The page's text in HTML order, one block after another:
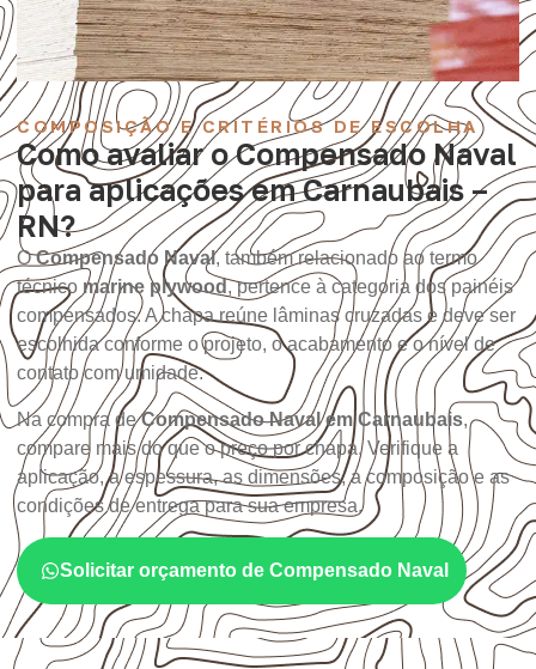
COMPOSIÇÃO E CRITÉRIOS DE ESCOLHA
Como avaliar o Compensado Naval
para aplicações em Carnaubais –
RN?
OCompensado Naval, também relacionado ao termo
técnico marine plywood, pertence à categoria dos painéis
compensados. A chapa reúne lâminas cruzadas e deve ser
escolhida conforme o projeto, o acabamento e o nível de
contato com umidade.
Na compra deCompensado Naval em Carnaubais,
compare mais do que o preço por chapa. Verifique a
aplicação, a espessura, as dimensões, a composição e as
condições de entrega para sua empresa.
Solicitar orçamento de Compensado Naval